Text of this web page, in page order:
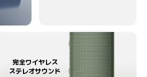
完全ワイヤレス
ステレオサウンド